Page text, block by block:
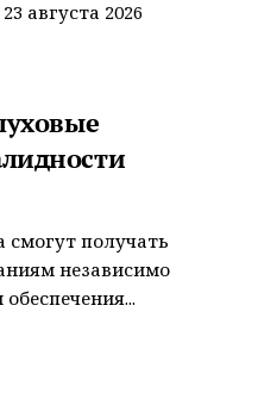
августа 2026
смогут получать
независимо